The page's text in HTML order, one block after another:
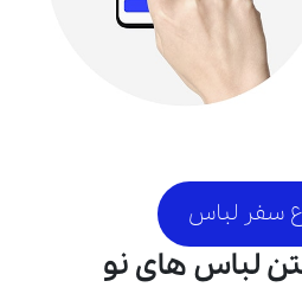
سفر لباس
لباس های نو